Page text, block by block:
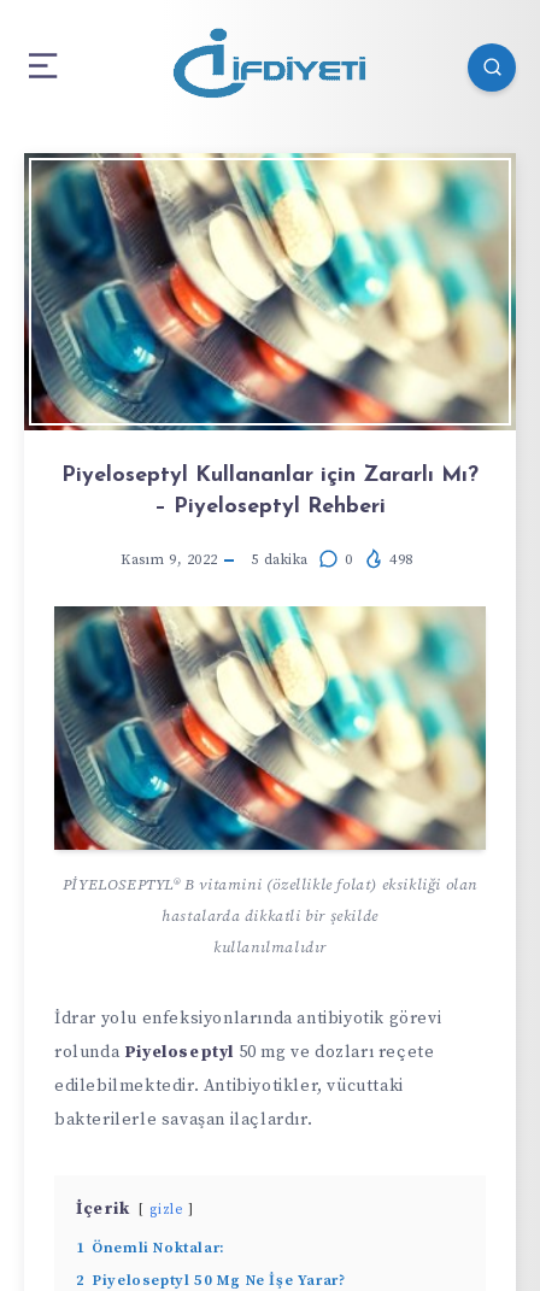
Piyeloseptyl Kullananlar için Zararlı Mı?
– Piyeloseptyl Rehberi
Kasım 9, 2022 5 dakika 0 498
PİYELOSEPTYL® B vitamini (özellikle folat) eksikliği olan
hastalarda dikkatli bir şekilde
kullanılmalıdır
İdrar yolu enfeksiyonlarında antibiyotik görevi
rolunda Piyeloseptyl 50 mg ve dozları reçete
edilebilmektedir. Antibiyotikler, vücuttaki
bakterilerle savaşan ilaçlardır.
İçerik gizle
1 Önemli Noktalar:
2 Piyeloseptyl 50 Mg Ne İşe Yarar?